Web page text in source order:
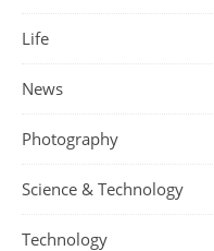
Life
News
Photography
Science & Technology
Technology